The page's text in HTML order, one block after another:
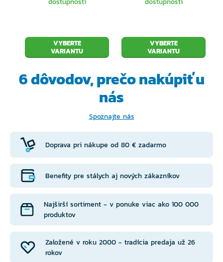
VYBERTE
VARIANTU
VYBERTE
VARIANTU
6 dôvodov, prečonakúpiť u
nás
Spoznajte nás
Doprava pri nákupe od 80 € zadarmo
Založené v roku 2000 - tradícia predaja už 26
rokov
Benefity pre stálych aj nových zákazníkov
Najširší sortiment - v ponuke viac ako 100 000
produktov